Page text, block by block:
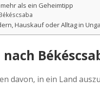
als ein Geheimtipp
Hauskauf oder Alltag in
davon, in ein Land